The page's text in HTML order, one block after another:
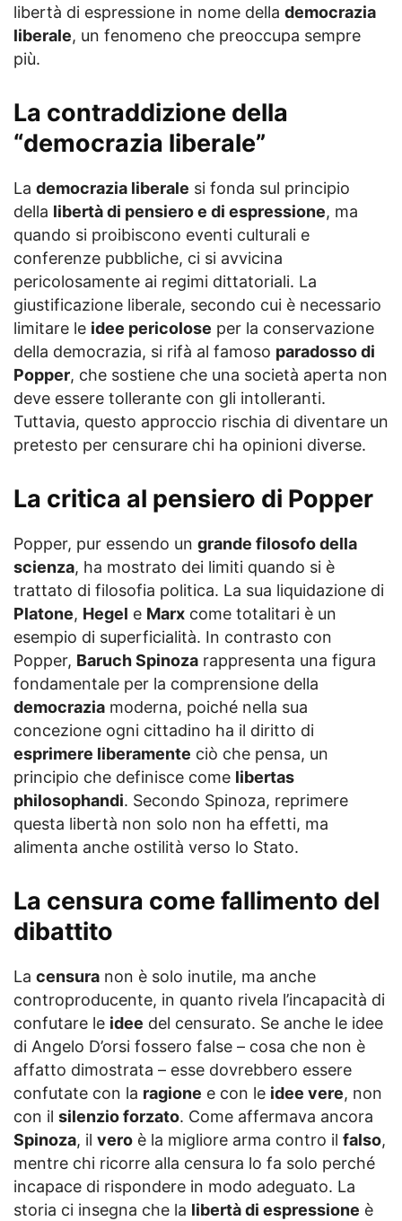
libertà di espressione in nome della democrazia
liberale, un fenomeno che preoccupa sempre
più.
La contraddizione della
“democrazia liberale”
La democrazia liberale si fonda sul principio
della libertà di pensiero e di espressione, ma
quando si proibiscono eventi culturali e
conferenze pubbliche, ci si avvicina
pericolosamente ai regimi dittatoriali. La
giustificazione liberale, secondo cui è necessario
limitare le idee pericolose per la conservazione
della democrazia, si rifà al famoso paradosso di
Popper, che sostiene che una società aperta non
deve essere tollerante con gli intolleranti.
Tuttavia, questo approccio rischia di diventare un
pretesto per censurare chi ha opinioni diverse.
La critica al pensiero di Popper
Popper, pur essendo un grande filosofo della
scienza, ha mostrato dei limiti quando si è
trattato di filosofia politica. La sua liquidazione di
Platone, Hegel e Marx come totalitari è un
esempio di superficialità. In contrasto con
Popper, Baruch Spinoza rappresenta una figura
fondamentale per la comprensione della
democrazia moderna, poiché nella sua
concezione ogni cittadino ha il diritto di
esprimere liberamente ciò che pensa, un
principio che definisce come libertas
philosophandi. Secondo Spinoza, reprimere
questa libertà non solo non ha effetti, ma
alimenta anche ostilità verso lo Stato.
La censura come fallimento del
dibattito
La censura non è solo inutile, ma anche
controproducente, in quanto rivela l’incapacità di
confutare le idee del censurato. Se anche le idee
di Angelo D’orsi fossero false – cosa che non è
affatto dimostrata – esse dovrebbero essere
confutate con la ragione e con le idee vere, non
con il silenzio forzato. Come affermava ancora
Spinoza, il vero è la migliore arma contro il falso,
mentre chi ricorre alla censura lo fa solo perché
incapace di rispondere in modo adeguato. La
storia ci insegna che la libertà di espressione è